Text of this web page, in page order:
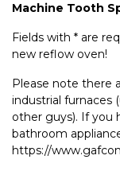
Machine Tooth
Fields with * are
new reflow oven!
Please note there
industrial furnaces
other guys). If you
bathroom
https://